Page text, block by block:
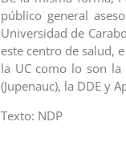
público general
Universidad de
este centro de salud,
la UC como lo son la
(Jupenauc), la DDE y
Texto: NDP